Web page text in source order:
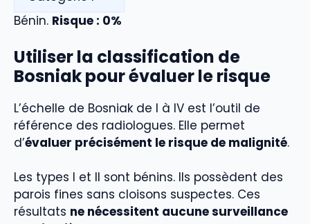
Bénin. Risque : 0%
Utiliser la classification de
Bosniak pour évaluer le risque
L’échelle de Bosniak de I à IV est l’outil de
référence des radiologues. Elle permet
d’évaluer précisément le risque de malignité.
Les types I et II sont bénins. Ils possèdent des
parois fines sans cloisons suspectes. Ces
résultats ne nécessitent aucune surveillance